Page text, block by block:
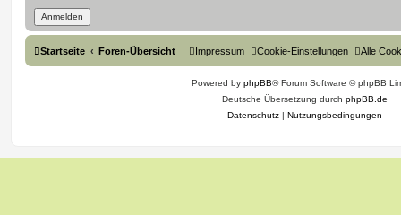
Startseite Foren-Übersicht Alle
Cookie-Einstellungen
Impressum
Powered by phpBB® Forum Software © phpBB
Deutsche Übersetzung durch phpBB.de
Datenschutz | Nutzungsbedingungen